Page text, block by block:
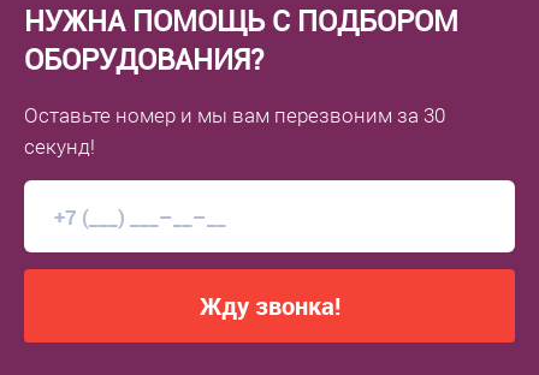
НУЖНА ПОМОЩЬ С ПОДБОРОМ
ОБОРУДОВАНИЯ?
Оставьте номер и мы вам перезвоним за 30
секунд!
Жду звонка!